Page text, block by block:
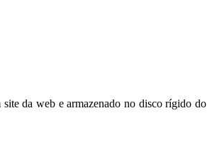
da web e armazenado no disco rígido do